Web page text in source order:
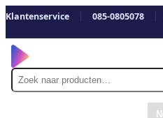
Klantenservice 085-0805078
Zoek
naar